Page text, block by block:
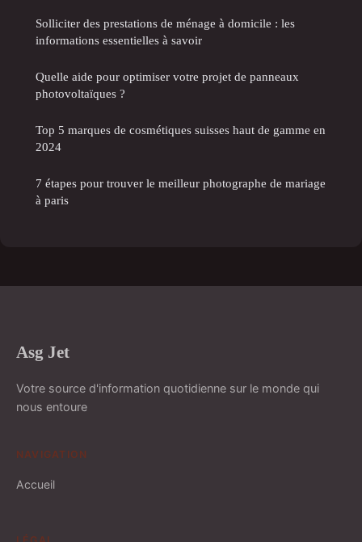
Solliciter des prestations de ménage à domicile : les
informations essentielles à savoir
Quelle aide pour optimiser votre projet de panneaux
photovoltaïques ?
Top 5 marques de cosmétiques suisses haut de gamme en
2024
7 étapes pour trouver le meilleur photographe de mariage
à paris
Asg Jet
Votre source d'information quotidienne sur le monde qui
nous entoure
NAVIGATION
Accueil